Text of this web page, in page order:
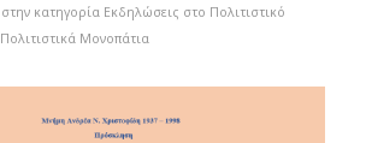
στην κατηγορία Eκδηλώσεις στο Πολιτιστικό
Πολιτιστικά Μονοπάτια